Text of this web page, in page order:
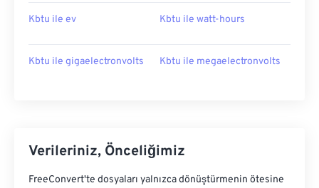
Kbtu ile ev Kbtu ile watt-hours
Kbtu ile gigaelectronvolts Kbtu ile megaelectronvolts
Verileriniz, Önceliğimiz
FreeConvert'te dosyaları yalnızca dönüştürmenin ötesine